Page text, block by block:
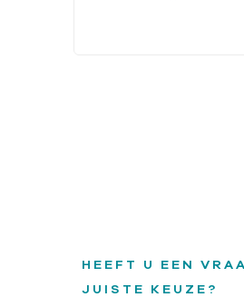
HEEFT U EEN
JUISTE KEUZE?